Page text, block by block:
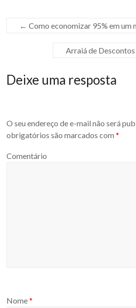
← Como economizar 95% em um
Arraiá de
Deixe uma resposta
O seu endereço de e-mail não será
obrigatórios são marcados com*
Comentário
Nome*